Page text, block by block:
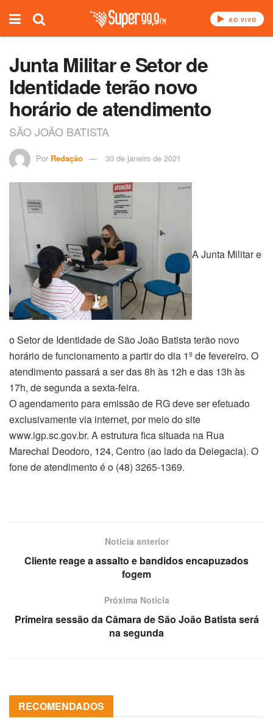
AO VIVO
Junta Militar e Setor de
Identidade terão novo
horário de atendimento
SÃO JOÃO BATISTA
Por Redação 30 de janeiro de 2021
A Junta Militar e
o Setor de Identidade de São João Batista terão novo
horário de funcionamento a partir do dia 1º de fevereiro. O
atendimento passará a ser das 8h às 12h e das 13h às
17h, de segunda a sexta-feira.
O agendamento para emissão de RG deve ser efetuado
exclusivamente via internet, por meio do site
www.igp.sc.gov.br. A estrutura fica situada na Rua
Marechal Deodoro, 124, Centro (ao lado da Delegacia). O
fone de atendimento é o (48) 3265-1369.
Notícia anterior
Cliente reage a assalto e bandidos encapuzados
fogem
Próxima Notícia
Primeira sessão da Câmara de São João Batista será
na segunda
RECOMENDADOS